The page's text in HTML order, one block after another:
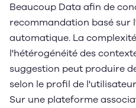
Beaucoup Data afin de
recommandation basé sur
automatique. La
l'hétérogénéité des
suggestion peut produire
selon le profil de
Sur une plateforme